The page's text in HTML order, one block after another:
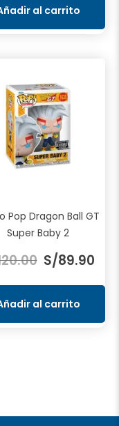
era:
S/35.00. S/
al carrito
Pop Dragon Ball GT
Super Baby 2
precio
original
era:
S/89.90
S/
al carrito